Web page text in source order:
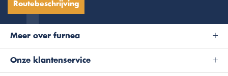
Routebeschrijving
Meer over furnea
Onze klantenservice